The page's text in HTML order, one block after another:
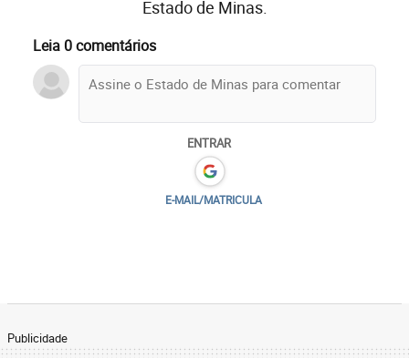
Estado de Minas.
Leia 0 comentários
ENTRAR
E-MAIL/MATRICULA
Publicidade